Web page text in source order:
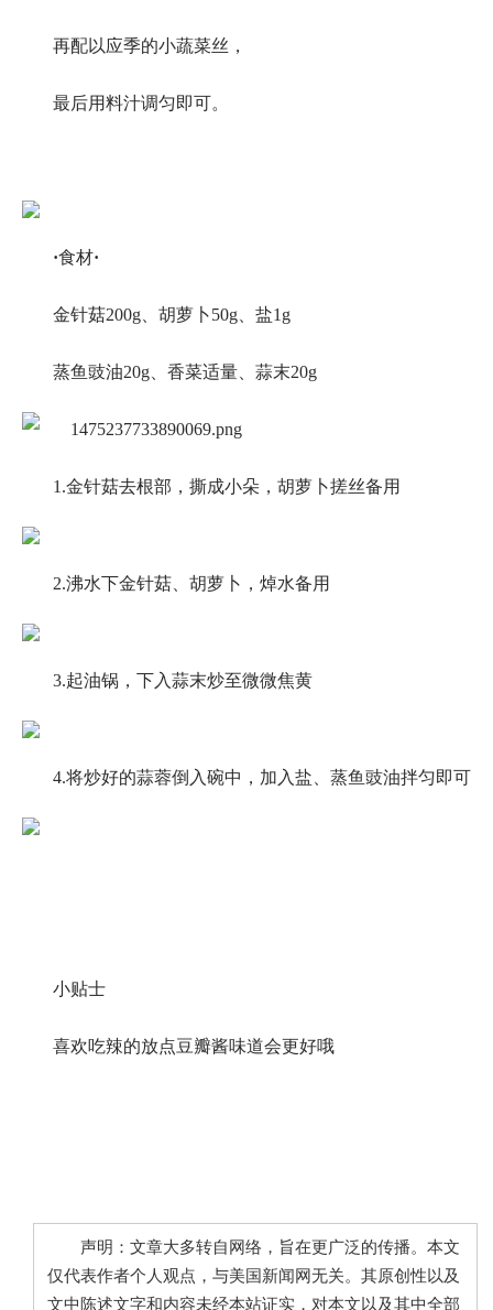
再配以应季的小蔬菜丝，
最后用料汁调匀即可。
·食材·
金针菇200g、胡萝卜50g、盐1g
蒸鱼豉油20g、香菜适量、蒜末20g
1.金针菇去根部，撕成小朵，胡萝卜搓丝备用
2.沸水下金针菇、胡萝卜，焯水备用
3.起油锅，下入蒜末炒至微微焦黄
4.将炒好的蒜蓉倒入碗中，加入盐、蒸鱼豉油拌匀即可
小贴士
喜欢吃辣的放点豆瓣酱味道会更好哦
声明：文章大多转自网络，旨在更广泛的传播。本文
仅代表作者个人观点，与美国新闻网无关。其原创性以及
文中陈述文字和内容未经本站证实，对本文以及其中全部